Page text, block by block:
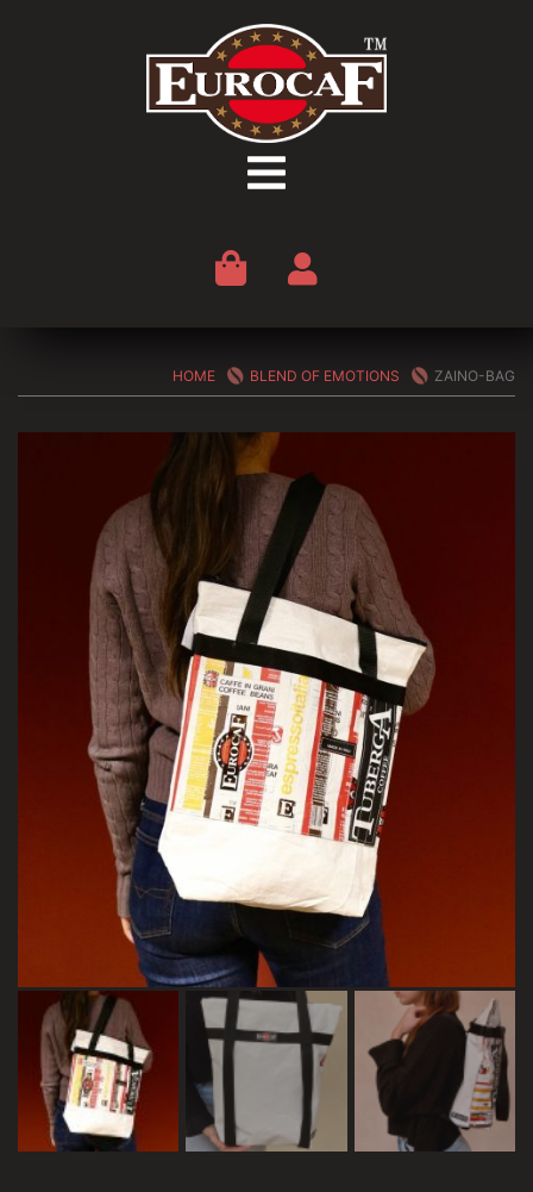
HOME BLEND OF EMOTIONS ZAINO-BAG